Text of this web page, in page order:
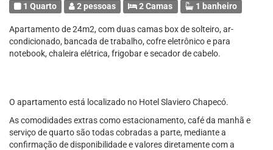
1 Quarto 2 pessoas 2 Camas 1 banheiro
Apartamento de 24m2, com duas camas box de solteiro, ar-
condicionado, bancada de trabalho, cofre eletrônico e para
notebook, chaleira elétrica, frigobar e secador de cabelo.
O apartamento está localizado no Hotel Slaviero Chapecó.
As comodidades extras como estacionamento, café da manhã e
serviço de quarto são todas cobradas a parte, mediante a
confirmação de disponibilidade e valores diretamente com a